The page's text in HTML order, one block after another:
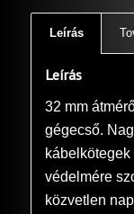
Leírás
Leírás
32 mm
gégecső.
védelmére
közvetlen